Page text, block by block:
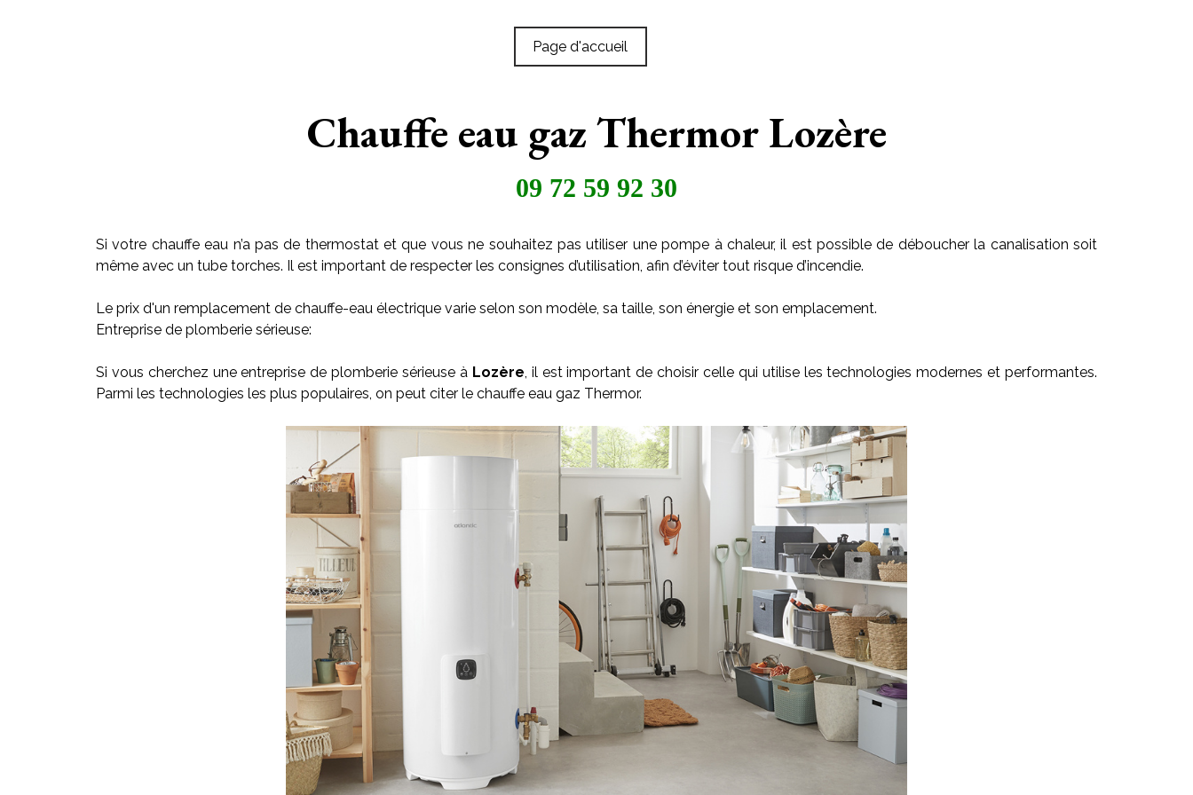
Page d'accueil
Chauffe eau gaz Thermor Lozère
09 72 59 92 30
Si votre chauffe eau n’a pas de thermostat et que vous ne souhaitez pas utiliser une pompe à chaleur, il est possible de déboucher la canalisation soit
même avec un tube torches. Il est important de respecter les consignes d’utilisation, afin d’éviter tout risque d’incendie.
Le prix d'un remplacement de chauffe-eau électrique varie selon son modèle, sa taille, son énergie et son emplacement.
Entreprise de plomberie sérieuse:
Si vous cherchez une entreprise de plomberie sérieuse à Lozère, il est important de choisir celle qui utilise les technologies modernes et performantes.
Parmi les technologies les plus populaires, on peut citer le chauffe eau gaz Thermor.